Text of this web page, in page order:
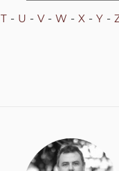
T U V W X Y